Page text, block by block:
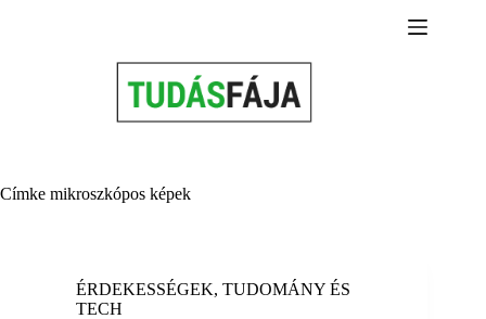
Címke mikroszkópos képek
ÉRDEKESSÉGEK, TUDOMÁNY ÉS
TECH